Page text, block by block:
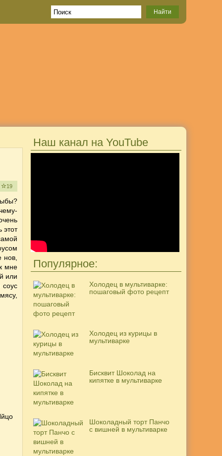
19
этот
мне
или
Наш канал на YouTube
Популярное:
Холодец в мультиварке:
пошаговый фото рецепт
Холодец из курицы в
мультиварке
Бисквит Шоколад на
кипятке в мультиварке
Шоколадный торт Панчо
с вишней в мультиварке